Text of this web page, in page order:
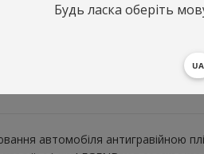
автомобіля антигравійною
Будь ласка оберіть
UA